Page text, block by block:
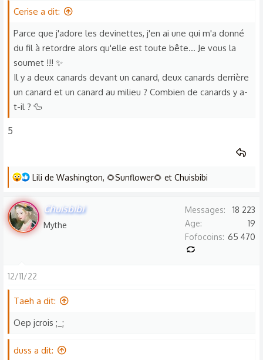
o
n
s
Cerise a dit:
Parce que j'adore les devinettes, j'en ai une qui m'a donné
du fil à retordre alors qu'elle est toute bête... Je vous la
soumet !!! ✨
Il y a deux canards devant un canard, deux canards derrière
un canard et un canard au milieu ? Combien de canards y a-
t-il ? 🦆
5
L
s
r
é
t
o
s
Lili de Washington, 🌻Sunflower🌻 et Chuisbibi
Chuisbibi
Mythe
Messages
18 223
Age
19
Fofocoins 65 470
12/11/22
Taeh a dit:
Oep jcrois ;_;
duss a dit: